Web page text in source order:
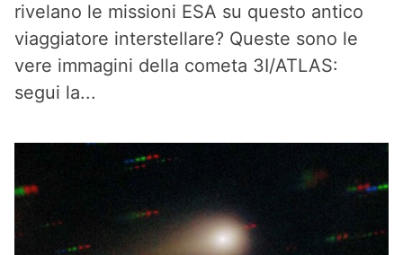
rivelano le missioni ESA su questo antico
viaggiatore interstellare? Queste sono le
vere immagini della cometa 3I/ATLAS:
segui la...